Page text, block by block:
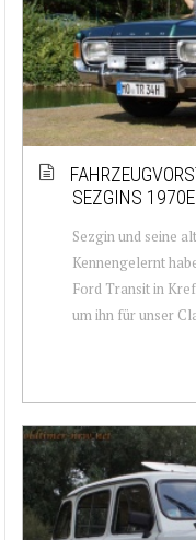
SEZGINS
Sezgin und seine
Kennengelernt
Ford Transit in
um ihn für unser